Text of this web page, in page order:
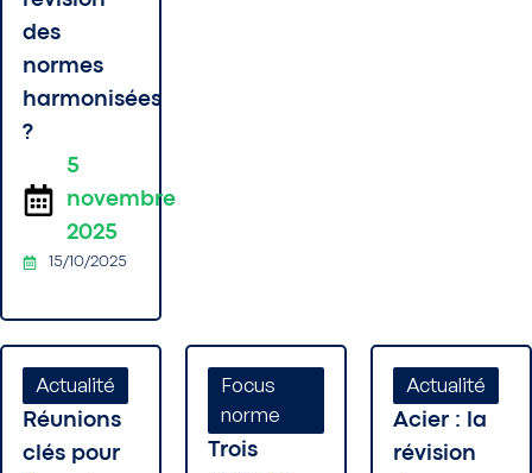
des
normes
harmonisées
?
5
novembre
2025
15/10/2025
Actualité
Réunions
clés pour
Focus
norme
Trois
Actualité
Acier : la
révision